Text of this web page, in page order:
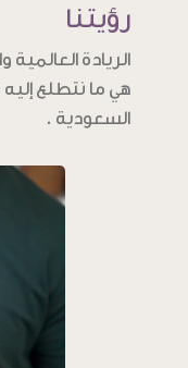
رؤيتنا
الريادة
هي ما نتطلع
السعودية .